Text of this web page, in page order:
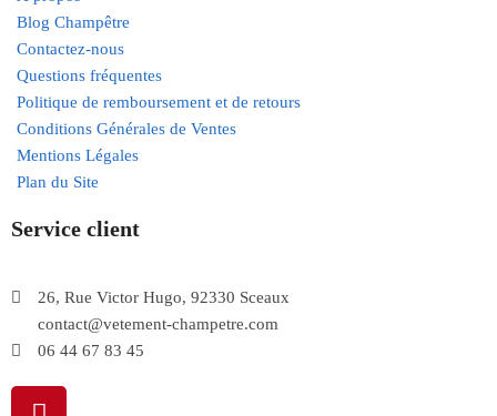
Blog Champêtre
Contactez-nous
Questions fréquentes
Politique de remboursement et de retours
Conditions Générales de Ventes
Mentions Légales
Plan du Site
Service client
26, Rue Victor Hugo, 92330 Sceaux
contact@vetement-champetre.com
06 44 67 83 45